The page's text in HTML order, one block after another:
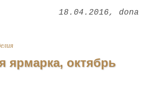
18.04.2016 dona
ярмарка, октябрь